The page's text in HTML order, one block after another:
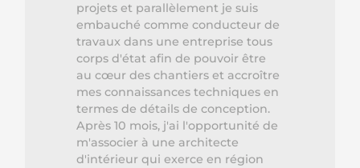
projets et parallèlement je suis
embauché comme conducteur de
travaux dans une entreprise tous
corps d'état afin de pouvoir être
au cœur des chantiers et accroître
mes connaissances techniques en
termes de détails de conception.
Après 10 mois, j'ai l'opportunité de
m'associer à une architecte
d'intérieur qui exerce en région